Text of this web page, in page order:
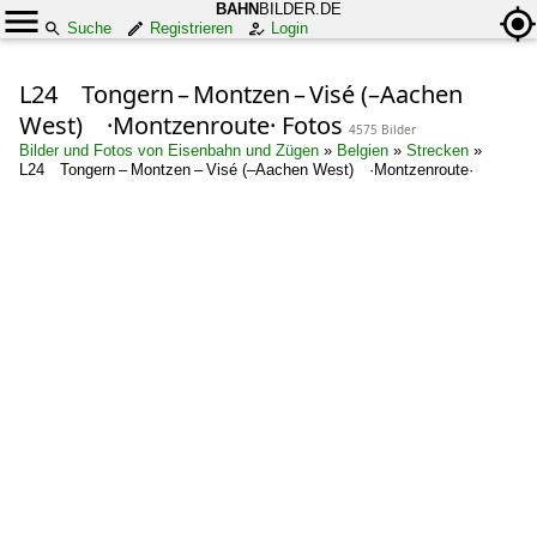
BAHN BILDER.DE
Suche
Registrieren Login
L24 Tongern – Montzen – Visé (–Aachen
West) ·Montzenroute· Fotos 4575 Bilder
Bilder und Fotos von Eisenbahn und Zügen » Belgien » Strecken »
L24 Tongern – Montzen – Visé (–Aachen West) ·Montzenroute·